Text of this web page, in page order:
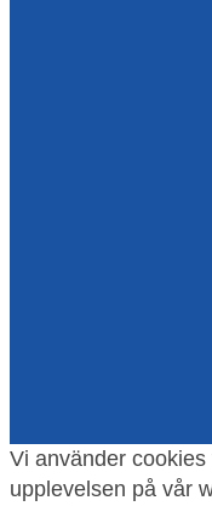
Vi använder
upplevelsen på vår